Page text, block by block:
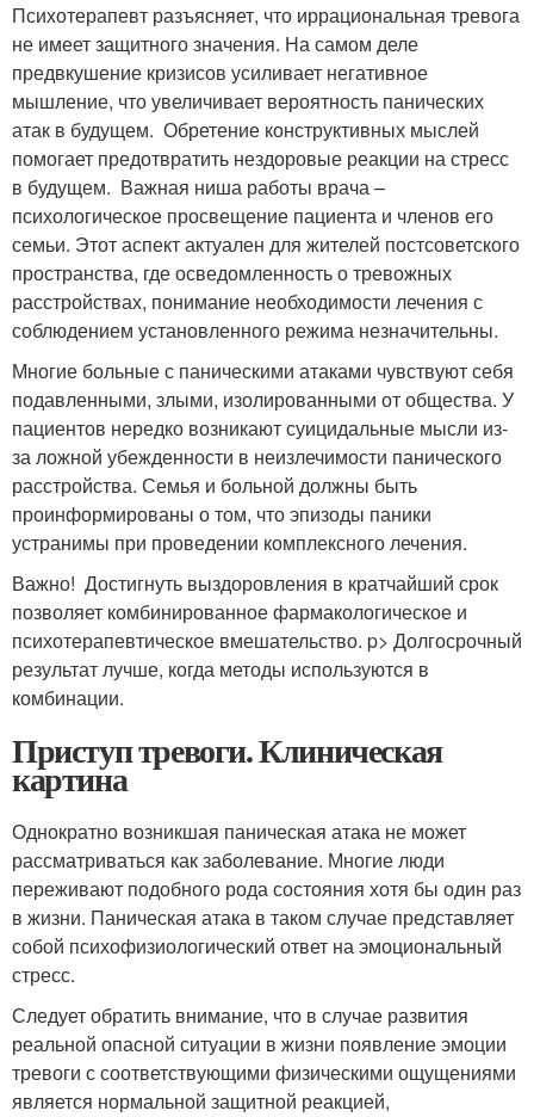
Психотерапевт разъясняет, что иррациональная тревога
не имеет защитного значения. На самом деле
предвкушение кризисов усиливает негативное
мышление, что увеличивает вероятность панических
атак в будущем. Обретение конструктивных мыслей
помогает предотвратить нездоровые реакции на стресс
в будущем. Важная ниша работы врача –
психологическое просвещение пациента и членов его
семьи. Этот аспект актуален для жителей постсоветского
пространства, где осведомленность о тревожных
расстройствах, понимание необходимости лечения с
соблюдением установленного режима незначительны.
Многие больные с паническими атаками чувствуют себя
подавленными, злыми, изолированными от общества. У
пациентов нередко возникают суицидальные мысли из-
за ложной убежденности в неизлечимости панического
расстройства. Семья и больной должны быть
проинформированы о том, что эпизоды паники
устранимы при проведении комплексного лечения.
Важно! Достигнуть выздоровления в кратчайший срок
позволяет комбинированное фармакологическое и
психотерапевтическое вмешательство. p> Долгосрочный
результат лучше, когда методы используются в
комбинации.
Приступ тревоги. Клиническая
картина
Однократно возникшая паническая атака не может
рассматриваться как заболевание. Многие люди
переживают подобного рода состояния хотя бы один раз
в жизни. Паническая атака в таком случае представляет
собой психофизиологический ответ на эмоциональный
стресс.
Следует обратить внимание, что в случае развития
реальной опасной ситуации в жизни появление эмоции
тревоги с соответствующими физическими ощущениями
является нормальной защитной реакцией,